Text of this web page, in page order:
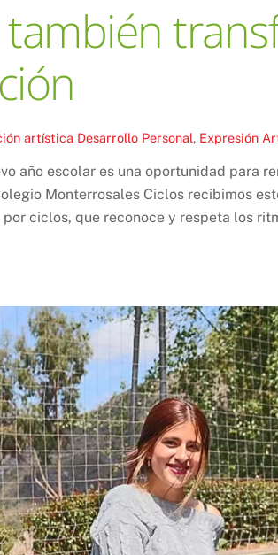
también
artística Desarrollo Personal, Expresión
año escolar es una oportunidad para
Monterrosales Ciclos recibimos
ciclos, que reconoce y respeta los